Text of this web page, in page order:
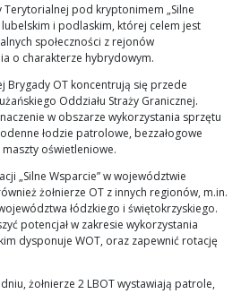
pod kryptonimem „Silne
i podlaskim, której celem jest
społeczności z rejonów
o charakterze hybrydowym.
Brygady OT koncentrują się przede
Oddziału Straży Granicznej.
w obszarze wykorzystania sprzętu
łodzie patrolowe, bezzałogowe
maszty oświetleniowe.
„Silne Wsparcie” w województwie
żołnierze OT z innych regionów, m.in.
łódzkiego i świętokrzyskiego.
potencjał w zakresie wykorzystania
dysponuje WOT, oraz zapewnić rotację
żołnierze 2 LBOT wystawiają patrole,